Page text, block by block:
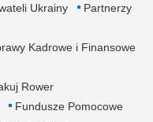
Ukrainy
Partnerzy
Kadrowe i Finansowe
Rower
Fundusze Pomocowe